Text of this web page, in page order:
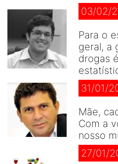
03/02/
Para o
geral, a
drogas
31/01/
Mãe,
Com a
nosso
27/01/